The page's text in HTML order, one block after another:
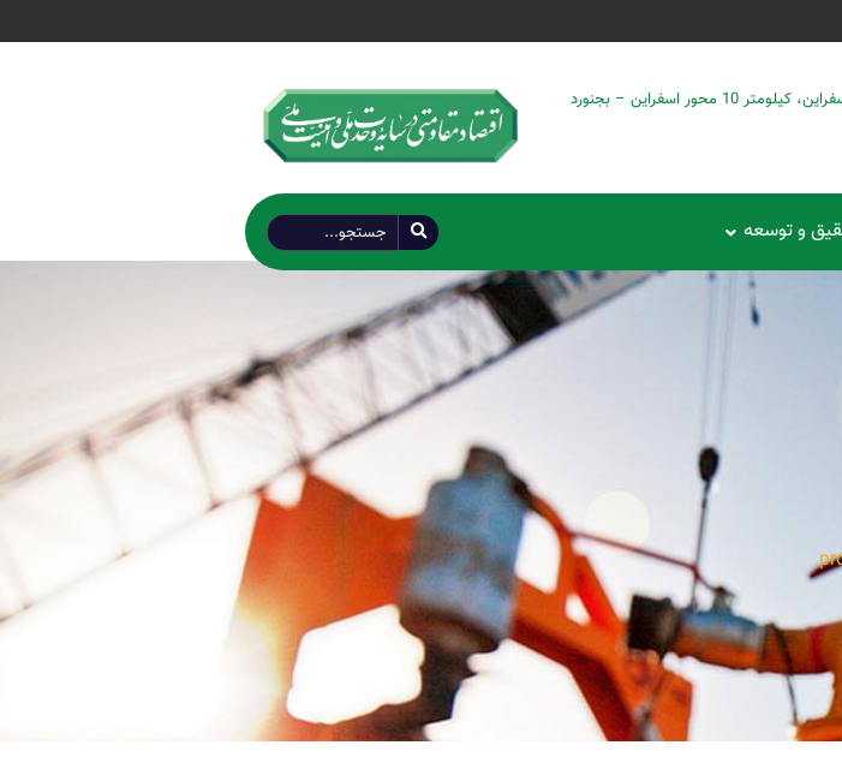
10 محور اسفراین – بجنورد
و توسعه